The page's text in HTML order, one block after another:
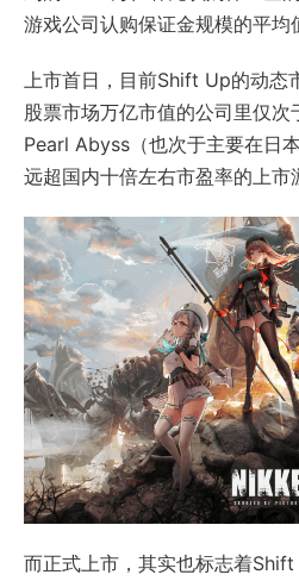
游戏公司认购保证金规模的平均
上市首日，目前Shift Up的动态
股票市场万亿市值的公司里仅
Pearl Abyss（也次于主要在日
远超国内十倍左右市盈率的上市
而正式上市，其实也标志着